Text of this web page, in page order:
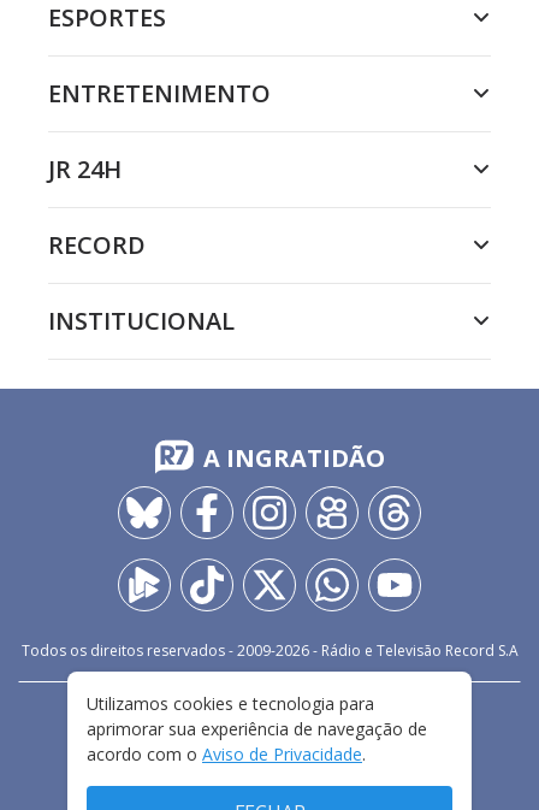
ESPORTES
ENTRETENIMENTO
JR 24H
RECORD
INSTITUCIONAL
A INGRATIDÃO
Todos os direitos reservados - 2009-2026- Rádio e Televisão Record S.A
FALE CONOSCO
PRIVACIDADE
TERMOS E CONDIÇÕES DE USO
Utilizamos cookies e tecnologia para
aprimorar sua experiência de navegação de
acordo com o Aviso de Privacidade.